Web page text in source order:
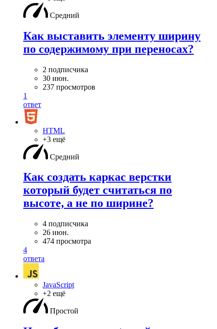
Средний
Как выставить элементу ширину
по содержимому при переносах?
2 подписчика
30 июн.
237 просмотров
1
ответ
HTML
+3 ещё
Средний
Как создать каркас верстки
который будет считаться по
высоте, а не по ширине?
4 подписчика
26 июн.
474 просмотра
4
ответа
JavaScript
+2 ещё
Простой